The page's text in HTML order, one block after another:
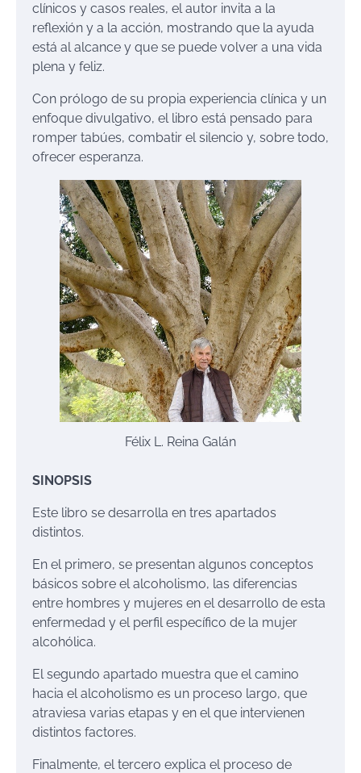
clínicos y casos reales, el autor invita a la
reflexión y a la acción, mostrando que la ayuda
está al alcance y que se puede volver a una vida
plena y feliz.
Con prólogo de su propia experiencia clínica y un
enfoque divulgativo, el libro está pensado para
romper tabúes, combatir el silencio y, sobre todo,
ofrecer esperanza.
Félix L. Reina Galán
SINOPSIS
Este libro se desarrolla en tres apartados
distintos.
En el primero, se presentan algunos conceptos
básicos sobre el alcoholismo, las diferencias
entre hombres y mujeres en el desarrollo de esta
enfermedad y el perfil específico de la mujer
alcohólica.
El segundo apartado muestra que el camino
hacia el alcoholismo es un proceso largo, que
atraviesa varias etapas y en el que intervienen
distintos factores.
Finalmente, el tercero explica el proceso de